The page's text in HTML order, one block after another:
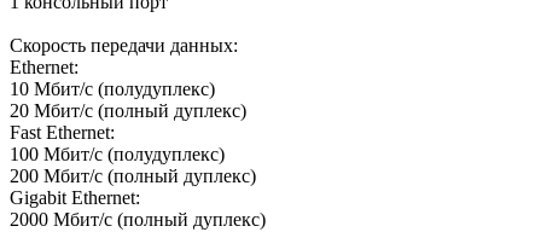
Скорость передачи данных:
Ethernet:
10 Мбит/с (полудуплекс)
20 Мбит/с (полный дуплекс)
Fast Ethernet:
100 Мбит/с (полудуплекс)
200 Мбит/с (полный дуплекс)
Gigabit Ethernet:
2000 Мбит/с (полный дуплекс)